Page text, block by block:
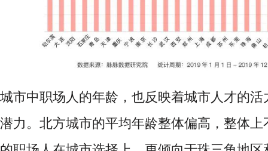
城市中职场人的年龄，也反映着城市人才的活
潜力。北方城市的平均年龄整体偏高，整体上